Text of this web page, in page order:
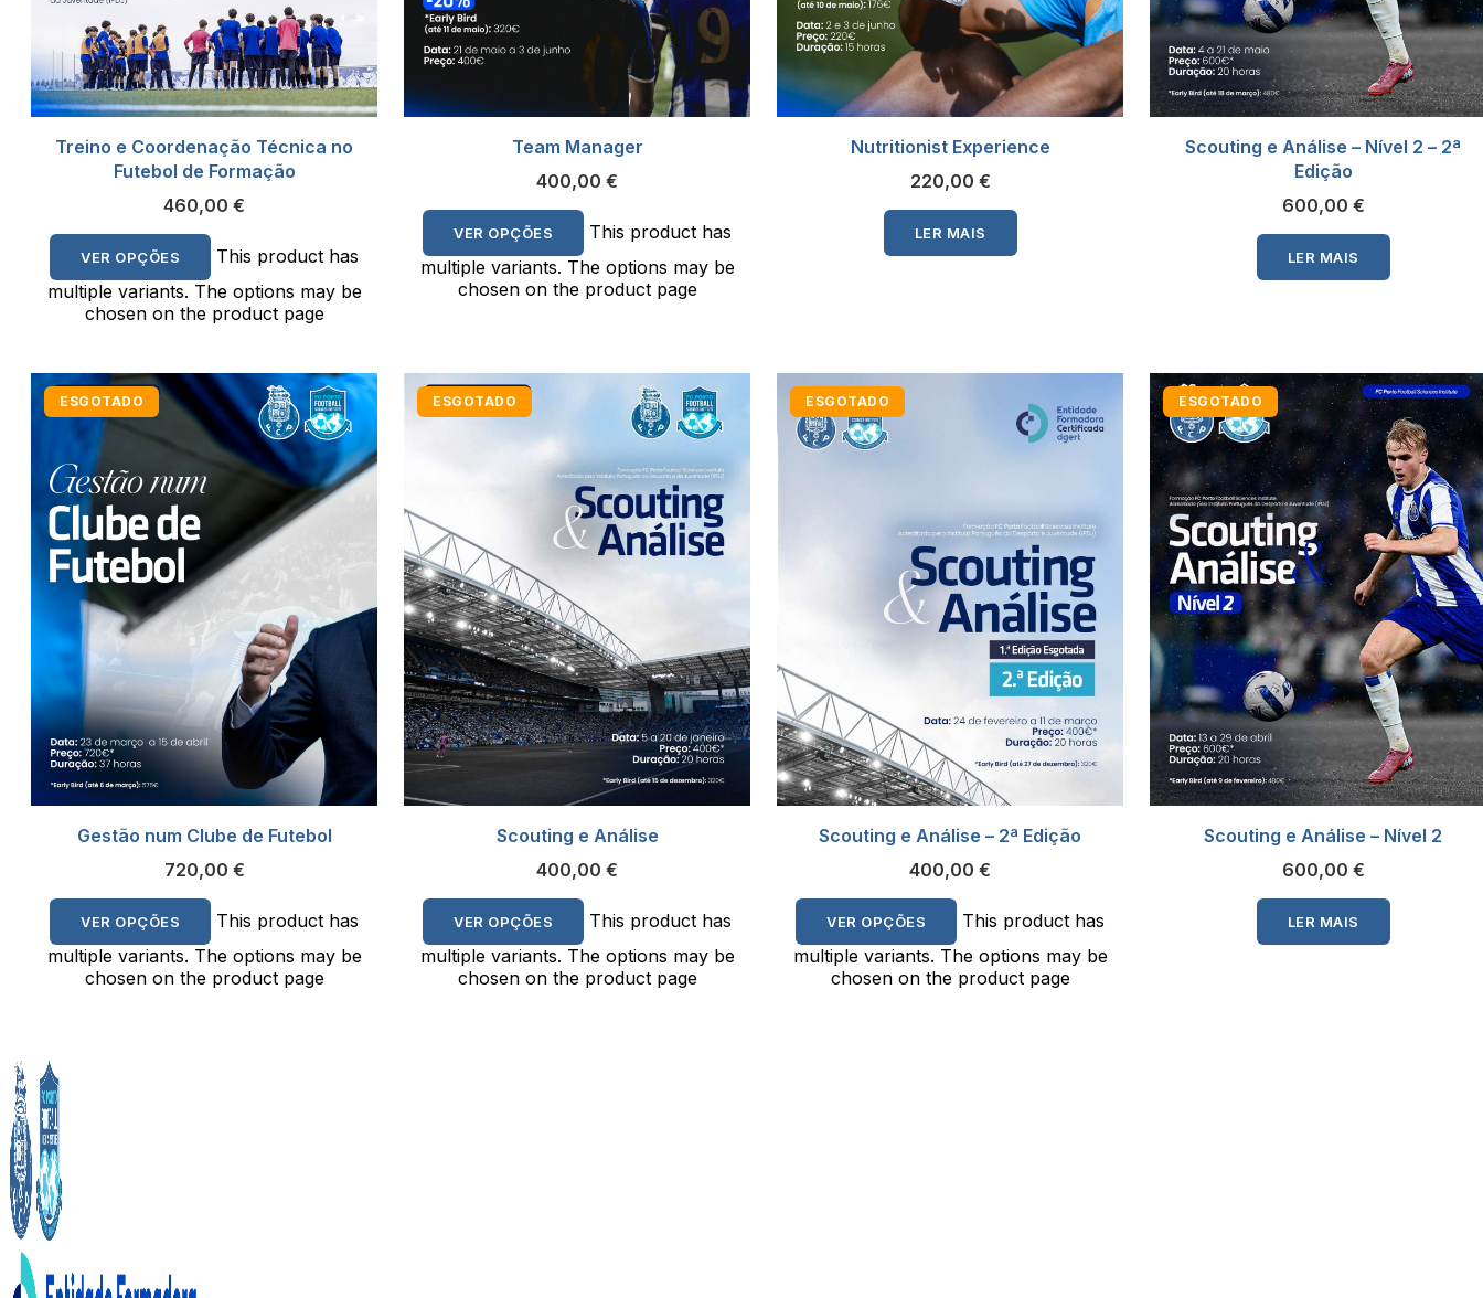
Treino e Coordenação Técnica no
Futebol de Formação
460,00 €
VER OPÇÕES
This product has
multiple variants. The options may be
chosen on the product page
Team Manager
400,00 €
VER OPÇÕES
This product has
multiple variants. The options may be
chosen on the product page
Nutritionist Experience
220,00 €
LER MAIS
Scouting e Análise – Nível 2 – 2ª
Edição
600,00 €
LER MAIS
ESGOTADO
Gestão num Clube de Futebol
720,00 €
VER OPÇÕES
This product has
multiple variants. The options may be
chosen on the product page
ESGOTADO
Scouting e Análise
400,00 €
VER OPÇÕES
This product has
multiple variants. The options may be
chosen on the product page
ESGOTADO
Scouting e Análise – 2ª Edição
400,00 €
VER OPÇÕES
This product has
multiple variants. The options may be
chosen on the product page
ESGOTADO
Scouting e Análise – Nível 2
600,00 €
LER MAIS